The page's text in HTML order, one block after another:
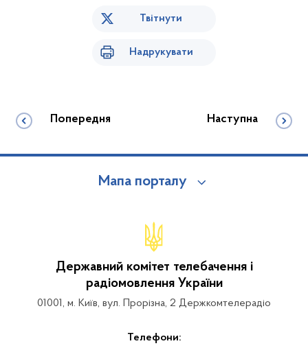
Твітнути
Надрукувати
Попередня Наступна
Мапа порталу
Державний комітет телебачення і
радіомовлення України
01001, м. Київ, вул. Прорізна, 2 Держкомтелерадіо
Телефони: